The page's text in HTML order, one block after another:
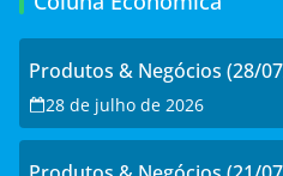
Produtos & Negócios (28/
28 de julho de 2026